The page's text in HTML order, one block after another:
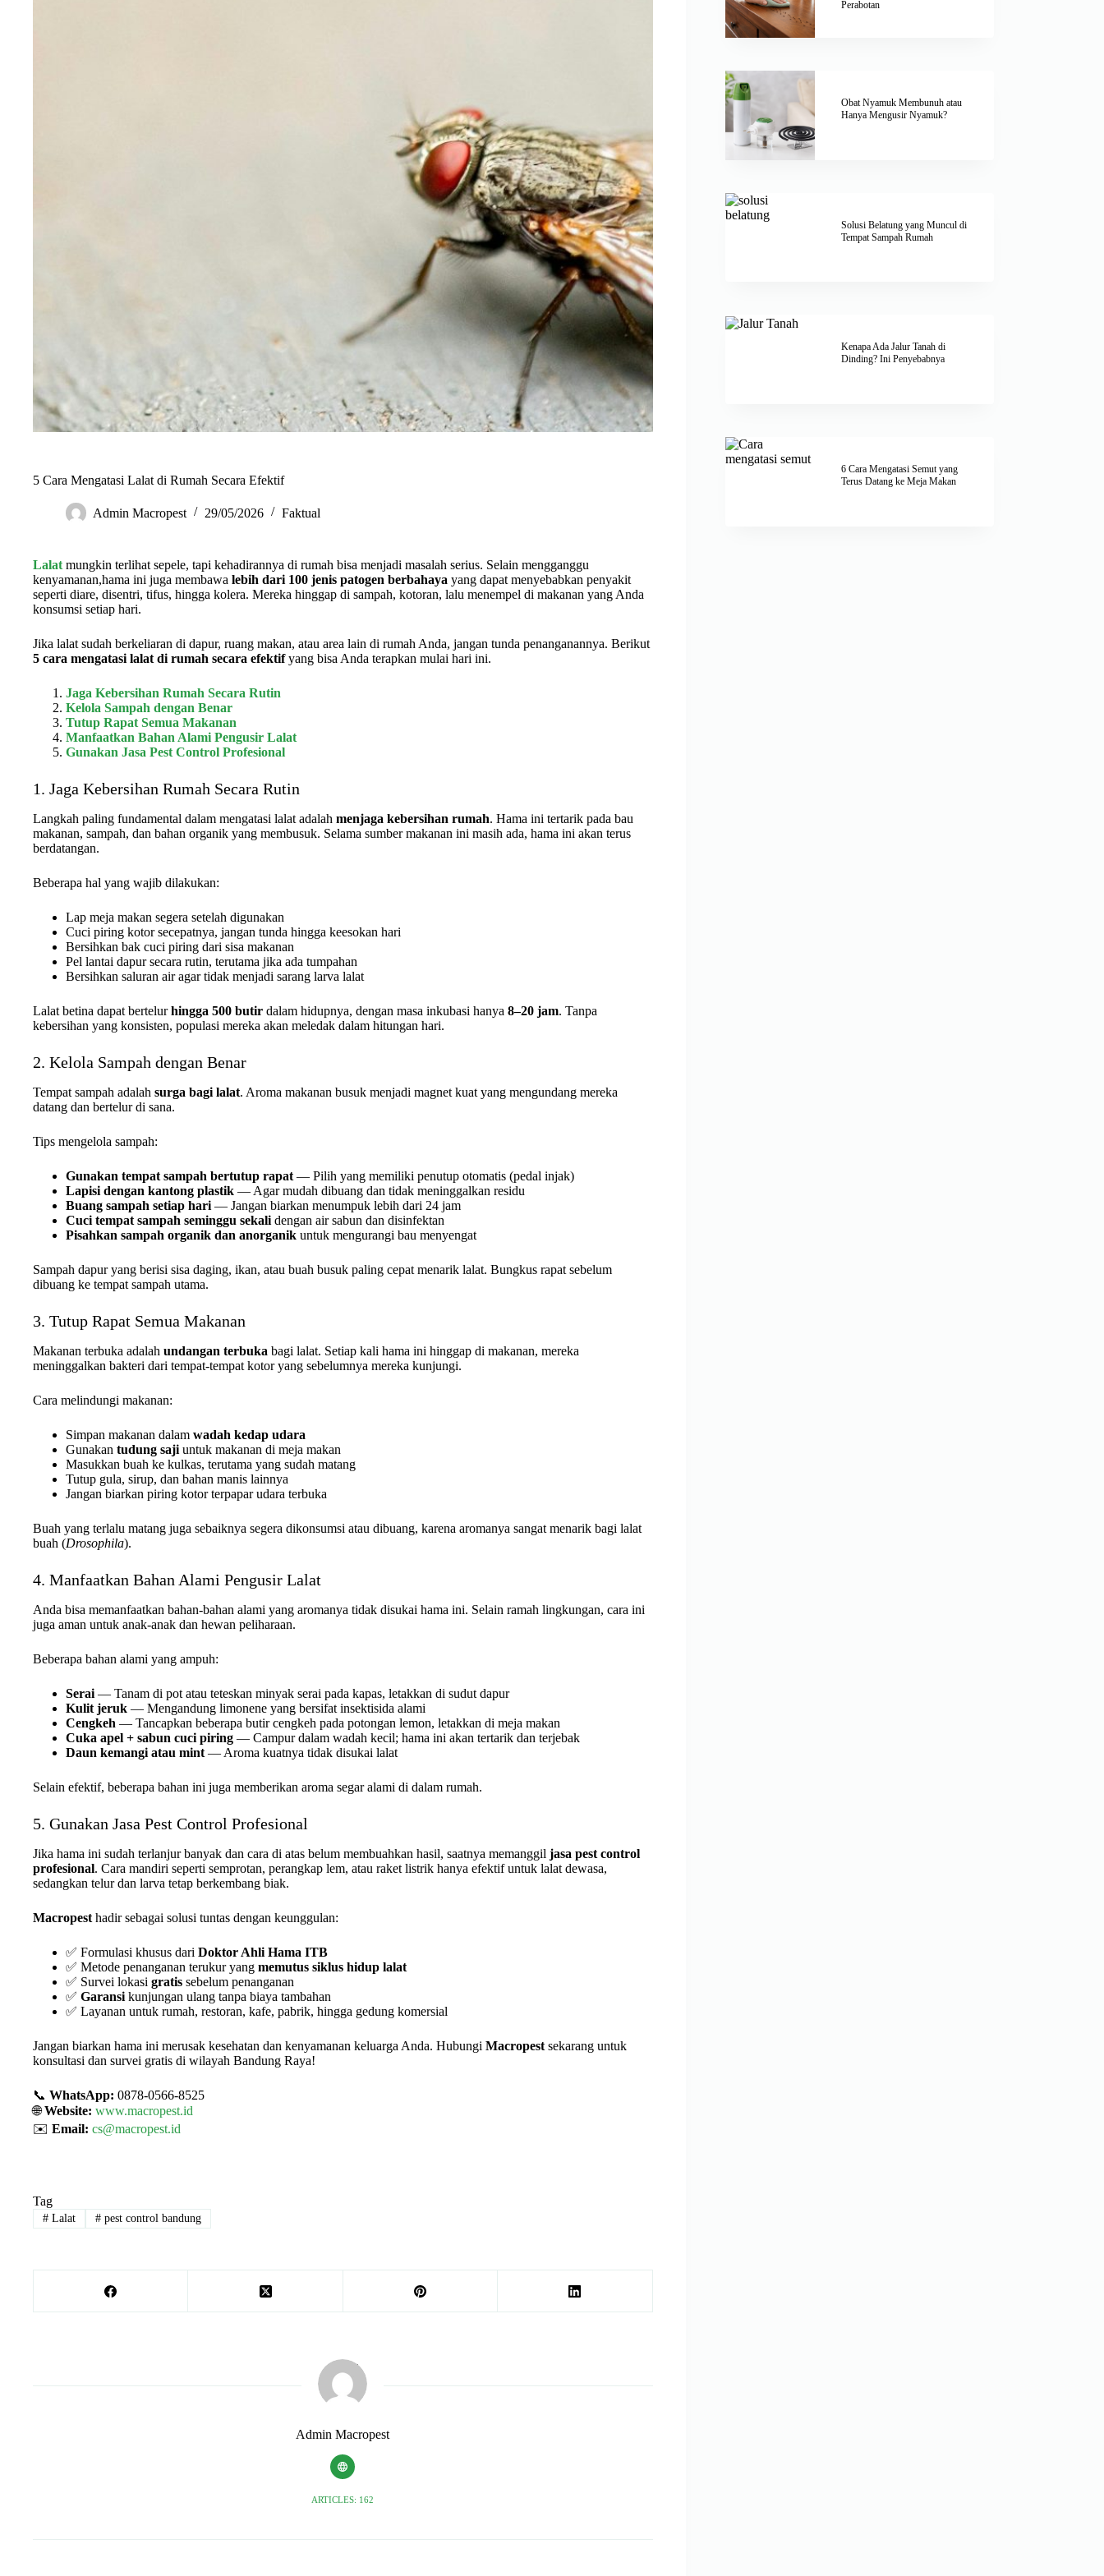
5 Cara Mengatasi Lalat di Rumah Secara Efektif
Admin Macropest 29/05/2026 Faktual
Lalat mungkin terlihat sepele, tapi kehadirannya di rumah bisa menjadi masalah serius. Selain mengganggu
kenyamanan,hama ini juga membawa lebih dari 100 jenis patogen berbahaya yang dapat menyebabkan penyakit
seperti diare, disentri, tifus, hingga kolera. Mereka hinggap di sampah, kotoran, lalu menempel di makanan yang Anda
konsumsi setiap hari.
Jika lalat sudah berkeliaran di dapur, ruang makan, atau area lain di rumah Anda, jangan tunda penanganannya. Berikut
5 cara mengatasi lalat di rumah secara efektifyang bisa Anda terapkan mulai hari ini.
Jaga Kebersihan Rumah Secara Rutin
Kelola Sampah dengan Benar
Tutup Rapat Semua Makanan
Manfaatkan Bahan Alami Pengusir Lalat
Gunakan Jasa Pest Control Profesional
1. Jaga Kebersihan Rumah Secara Rutin
Langkah paling fundamental dalam mengatasi lalat adalah menjaga kebersihan rumah. Hama ini tertarik pada bau
makanan, sampah, dan bahan organik yang membusuk. Selama sumber makanan ini masih ada, hama ini akan terus
berdatangan.
Beberapa hal yang wajib dilakukan:
Lap meja makan segera setelah digunakan
Cuci piring kotor secepatnya, jangan tunda hingga keesokan hari
Bersihkan bak cuci piring dari sisa makanan
Pel lantai dapur secara rutin, terutama jika ada tumpahan
Bersihkan saluran air agar tidak menjadi sarang larva lalat
Lalat betina dapat bertelurhingga 500 butir dalam hidupnya, dengan masa inkubasi hanya 8–20 jam. Tanpa
kebersihan yang konsisten, populasi mereka akan meledak dalam hitungan hari.
2. Kelola Sampah dengan Benar
Tempat sampah adalah surga bagi lalat. Aroma makanan busuk menjadi magnet kuat yang mengundang mereka
datang dan bertelur di sana.
Tips mengelola sampah:
Gunakan tempat sampah bertutup rapat — Pilih yang memiliki penutup otomatis (pedal injak)
Lapisi dengan kantong plastik — Agar mudah dibuang dan tidak meninggalkan residu
Buang sampah setiap hari — Jangan biarkan menumpuk lebih dari 24 jam
Cuci tempat sampah seminggu sekali dengan air sabun dan disinfektan
Pisahkan sampah organik dan anorganik untuk mengurangi bau menyengat
Sampah dapur yang berisi sisa daging, ikan, atau buah busuk paling cepat menarik lalat. Bungkus rapat sebelum
dibuang ke tempat sampah utama.
3. Tutup Rapat Semua Makanan
Makanan terbuka adalah undangan terbuka bagi lalat. Setiap kali hama ini hinggap di makanan, mereka
meninggalkan bakteri dari tempat-tempat kotor yang sebelumnya mereka kunjungi.
Cara melindungi makanan:
Simpan makanan dalam wadah kedap udara
Gunakan tudung saji untuk makanan di meja makan
Masukkan buah ke kulkas, terutama yang sudah matang
Tutup gula, sirup, dan bahan manis lainnya
Jangan biarkan piring kotor terpapar udara terbuka
Buah yang terlalu matang juga sebaiknya segera dikonsumsi atau dibuang, karena aromanya sangat menarik bagi lalat
buah (Drosophila).
4. Manfaatkan Bahan Alami Pengusir Lalat
Anda bisa memanfaatkan bahan-bahan alami yang aromanya tidak disukai hama ini. Selain ramah lingkungan, cara ini
juga aman untuk anak-anak dan hewan peliharaan.
Beberapa bahan alami yang ampuh:
Serai — Tanam di pot atau teteskan minyak serai pada kapas, letakkan di sudut dapur
Kulit jeruk — Mengandung limonene yang bersifat insektisida alami
Cengkeh — Tancapkan beberapa butir cengkeh pada potongan lemon, letakkan di meja makan
Cuka apel + sabun cuci piring — Campur dalam wadah kecil; hama ini akan tertarik dan terjebak
Daun kemangi atau mint — Aroma kuatnya tidak disukai lalat
Selain efektif, beberapa bahan ini juga memberikan aroma segar alami di dalam rumah.
5. Gunakan Jasa Pest Control Profesional
Jika hama ini sudah terlanjur banyak dan cara di atas belum membuahkan hasil, saatnya memanggil jasa pest control
profesional. Cara mandiri seperti semprotan, perangkap lem, atau raket listrik hanya efektif untuk lalat dewasa,
sedangkan telur dan larva tetap berkembang biak.
Macropest hadir sebagai solusi tuntas dengan keunggulan:
✅ Formulasi khusus dari Doktor Ahli Hama ITB
✅ Metode penanganan terukur yang memutus siklus hidup lalat
✅ Survei lokasi gratis sebelum penanganan
✅ Garansi kunjungan ulang tanpa biaya tambahan
✅ Layanan untuk rumah, restoran, kafe, pabrik, hingga gedung komersial
Jangan biarkan hama ini merusak kesehatan dan kenyamanan keluarga Anda. Hubungi Macropest sekarang untuk
konsultasi dan survei gratis di wilayah Bandung Raya!
📞 WhatsApp: 0878-0566-8525
🌐Website: www.macropest.id
✉️ Email: cs@macropest.id
Tag
#Lalat #pest control bandung
Admin Macropest
ARTICLES: 162
Perabotan
Obat Nyamuk Membunuh atau
Hanya Mengusir Nyamuk?
Solusi Belatung yang Muncul di
Tempat Sampah Rumah
Kenapa Ada Jalur Tanah di
Dinding? Ini Penyebabnya
6 Cara Mengatasi Semut yang
Terus Datang ke Meja Makan